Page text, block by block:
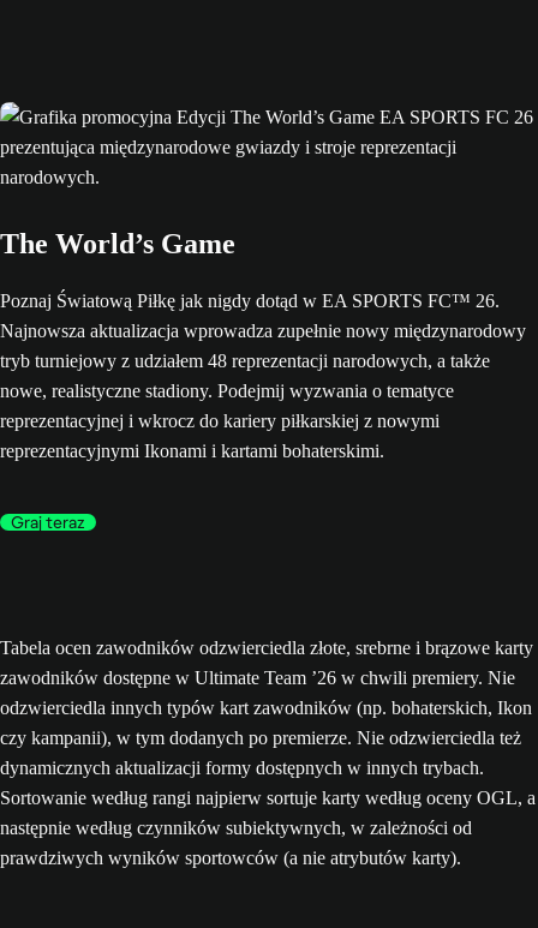
The World’s Game
Poznaj Światową Piłkę jak nigdy dotąd w EA SPORTS FC™ 26.
Najnowsza aktualizacja wprowadza zupełnie nowy międzynarodowy
tryb turniejowy z udziałem 48 reprezentacji narodowych, a także
nowe, realistyczne stadiony. Podejmij wyzwania o tematyce
reprezentacyjnej i wkrocz do kariery piłkarskiej z nowymi
reprezentacyjnymi Ikonami i kartami bohaterskimi.
Graj teraz
Tabela ocen zawodników odzwierciedla złote, srebrne i brązowe karty
zawodników dostępne w Ultimate Team ’26 w chwili premiery. Nie
odzwierciedla innych typów kart zawodników (np. bohaterskich, Ikon
czy kampanii), w tym dodanych po premierze. Nie odzwierciedla też
dynamicznych aktualizacji formy dostępnych w innych trybach.
Sortowanie według rangi najpierw sortuje karty według oceny OGL, a
następnie według czynników subiektywnych, w zależności od
prawdziwych wyników sportowców (a nie atrybutów karty).